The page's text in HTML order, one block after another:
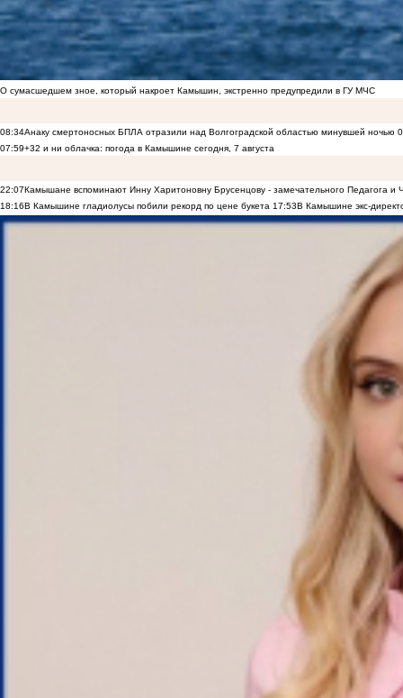
О сумасшедшем зное, который накроет Камышин, экстренно предупредили в ГУ МЧС
08:34Анаку смертоносных БПЛА отразили над Волгоградской областью минувшей ночью
07:59+32 и ни облачка: погода в Камышине сегодня, 7 августа
22:07Камышане вспоминают Инну Харитоновну Брусенцову - замечательного Педагога и
18:16В Камышине гладиолусы побили рекорд по цене букета 17:53В Камышине экс-